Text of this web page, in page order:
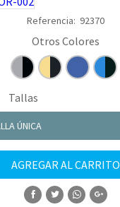
Referencia: 92370
Tallas
ÚNICA
AGREGAR AL CARRITO
COMPRAR